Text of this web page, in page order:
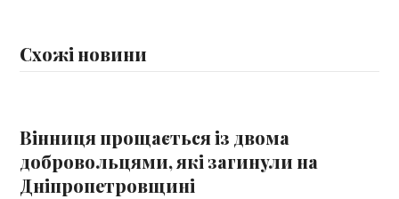
Схожі новини
Вінниця прощається із двома
добровольцями, які загинули на
Дніпропетровщині